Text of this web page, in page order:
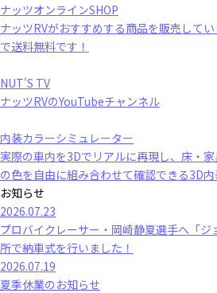
ナッツオンラインSHOP
ナッツRVがおすすめする商品を販売して
で送料無料です！
NUT'S TV
ナッツRVのYouTubeチャンネル
内装カラーシミュレーター
実際の車内を3Dでリアルに再現し、床・
の色を自由に組み合わせて確認できる3D内
お知らせ
2026.07.23
プロバイクレーサー・岡崎静夏選手へ「
所で納車式を行いました！
2026.07.19
夏季休業のお知らせ